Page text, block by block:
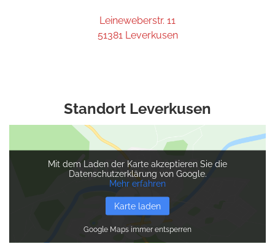
Leineweberstr. 11
51381 Leverkusen
Standort Leverkusen
Mit dem Laden der Karte akzeptieren Sie die
Datenschutzerklärung von Google.
Mehr erfahren
Karte laden
Google Maps immer entsperren